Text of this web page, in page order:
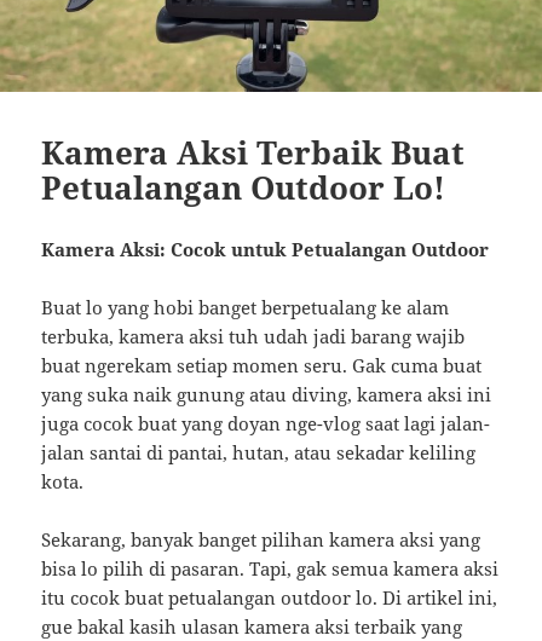
Kamera Aksi Terbaik Buat
Petualangan Outdoor Lo!
Kamera Aksi: Cocok untuk Petualangan Outdoor
Buat lo yang hobi banget berpetualang ke alam
terbuka, kamera aksi tuh udah jadi barang wajib
buat ngerekam setiap momen seru. Gak cuma buat
yang suka naik gunung atau diving, kamera aksi ini
juga cocok buat yang doyan nge-vlog saat lagi jalan-
jalan santai di pantai, hutan, atau sekadar keliling
kota.
Sekarang, banyak banget pilihan kamera aksi yang
bisa lo pilih di pasaran. Tapi, gak semua kamera aksi
itu cocok buat petualangan outdoor lo. Di artikel ini,
gue bakal kasih ulasan kamera aksi terbaik yang